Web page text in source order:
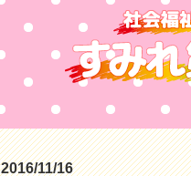
2016/11/16